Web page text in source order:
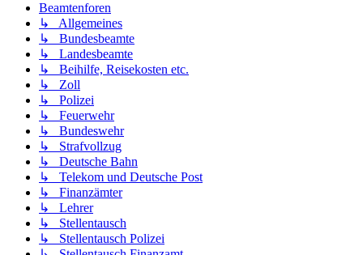
Beamtenforen
↳ Allgemeines
↳ Bundesbeamte
↳ Landesbeamte
↳ Beihilfe, Reisekosten etc.
↳ Zoll
↳ Polizei
↳ Feuerwehr
↳ Bundeswehr
↳ Strafvollzug
↳ Deutsche Bahn
↳ Telekom und Deutsche Post
↳ Finanzämter
↳ Lehrer
↳ Stellentausch
↳ Stellentausch Polizei